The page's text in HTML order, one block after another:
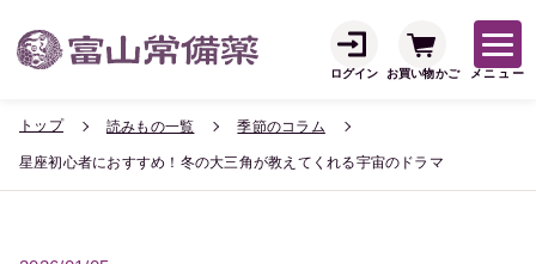
ログイン お買い物かご メニュー
トップ 読みもの一覧 季節のコラム
星座初心者におすすめ！冬の大三角が教えてくれる宇宙のドラマ